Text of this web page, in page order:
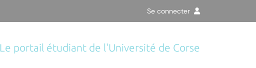
Se connecter
Le portail étudiant de l'Université de Corse